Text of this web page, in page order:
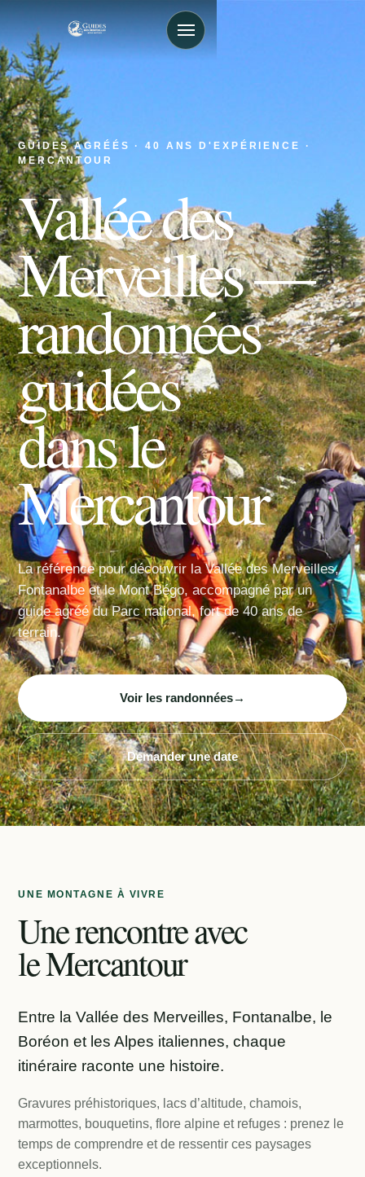
GUIDES AGRÉÉS · 40 ANS D'EXPÉRIENCE ·
MERCANTOUR
Vallée des
Merveilles —
randonnées
guidées
dans le
Mercantour
La référence pour découvrir la Vallée des Merveilles,
Fontanalbe et le Mont Bégo, accompagné par un
guide agréé du Parc national, fort de 40 ans de
terrain.
Voir les randonnées→
Demander une date
UNE MONTAGNE À VIVRE
Une rencontre avec
le Mercantour
Entre la Vallée des Merveilles, Fontanalbe, le
Boréon et les Alpes italiennes, chaque
itinéraire raconte une histoire.
Gravures préhistoriques, lacs d’altitude, chamois,
marmottes, bouquetins, flore alpine et refuges : prenez le
temps de comprendre et de ressentir ces paysages
exceptionnels.